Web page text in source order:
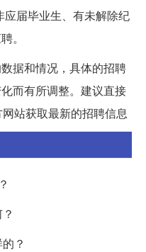
届毕业生、有未解除纪
。
据和情况，具体的招聘
而有所调整。建议直接
站获取最新的招聘信息
？